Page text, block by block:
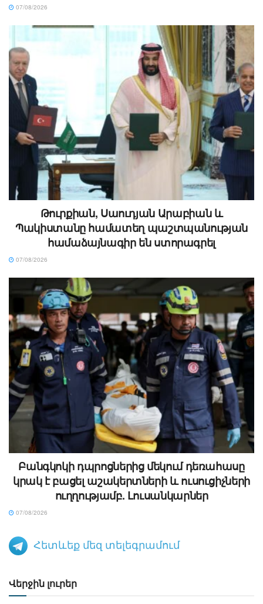
07/08/2026
Թուրքիան, Սաուդյան Արաբիան և
Պակիստանը համատեղ պաշտպանության
համաձայնագիր են ստորագրել
07/08/2026
Բանգկոկի դպրոցներից մեկում դեռահասը
կրակ է բացել աշակերտների և ուսուցիչների
ուղղությամբ. Լուսանկարներ
07/08/2026
Հետևեք մեզ տելեգրամում
Վերջին լուրեր